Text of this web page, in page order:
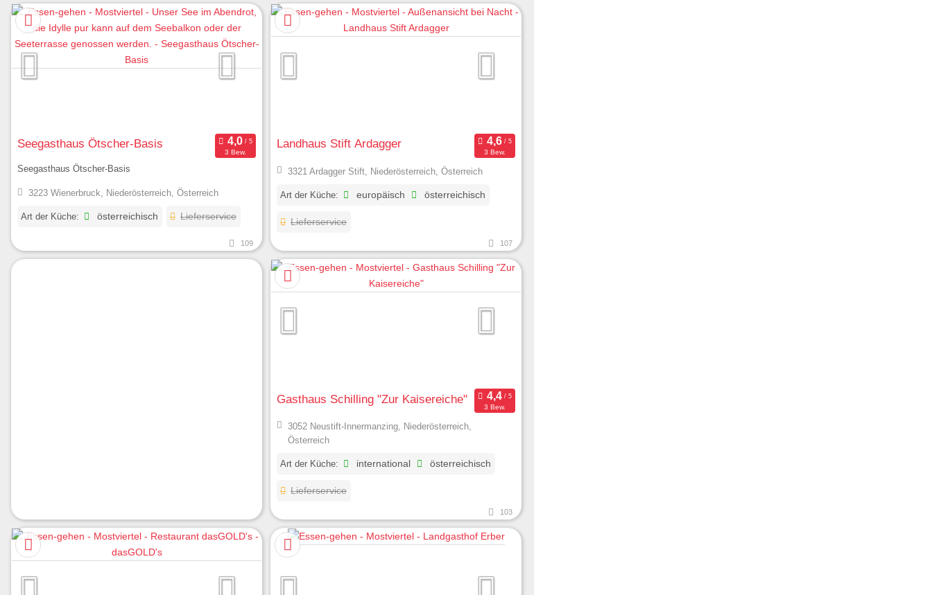
Seegasthaus Ötscher-Basis
3 Bew.
Seegasthaus Ötscher-Basis
3223 Wienerbruck, Niederösterreich, Österreich
Art der Küche: österreichisch Lieferservice
109
Landhaus Stift Ardagger
3 Bew.
3321 Ardagger Stift, Niederösterreich, Österreich
Art der Küche: europäisch österreichisch
Lieferservice
107
Gasthaus Schilling "Zur Kaisereiche"
3 Bew.
3052 Neustift-Innermanzing, Niederösterreich,
Österreich
Art der Küche: international österreichisch
Lieferservice
103